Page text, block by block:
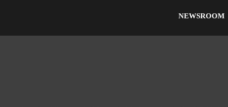
NEWSROOM